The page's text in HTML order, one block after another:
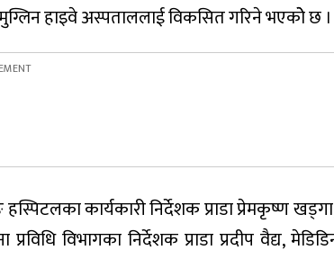
हाइवे अस्पताललाई विकसित गरिने भएकोे छ ।
हस्पिटलका कार्यकारी निर्देशक प्राडा प्रेमकृष्ण
विभागका निर्देशक प्राडा प्रदीप वैद्य,